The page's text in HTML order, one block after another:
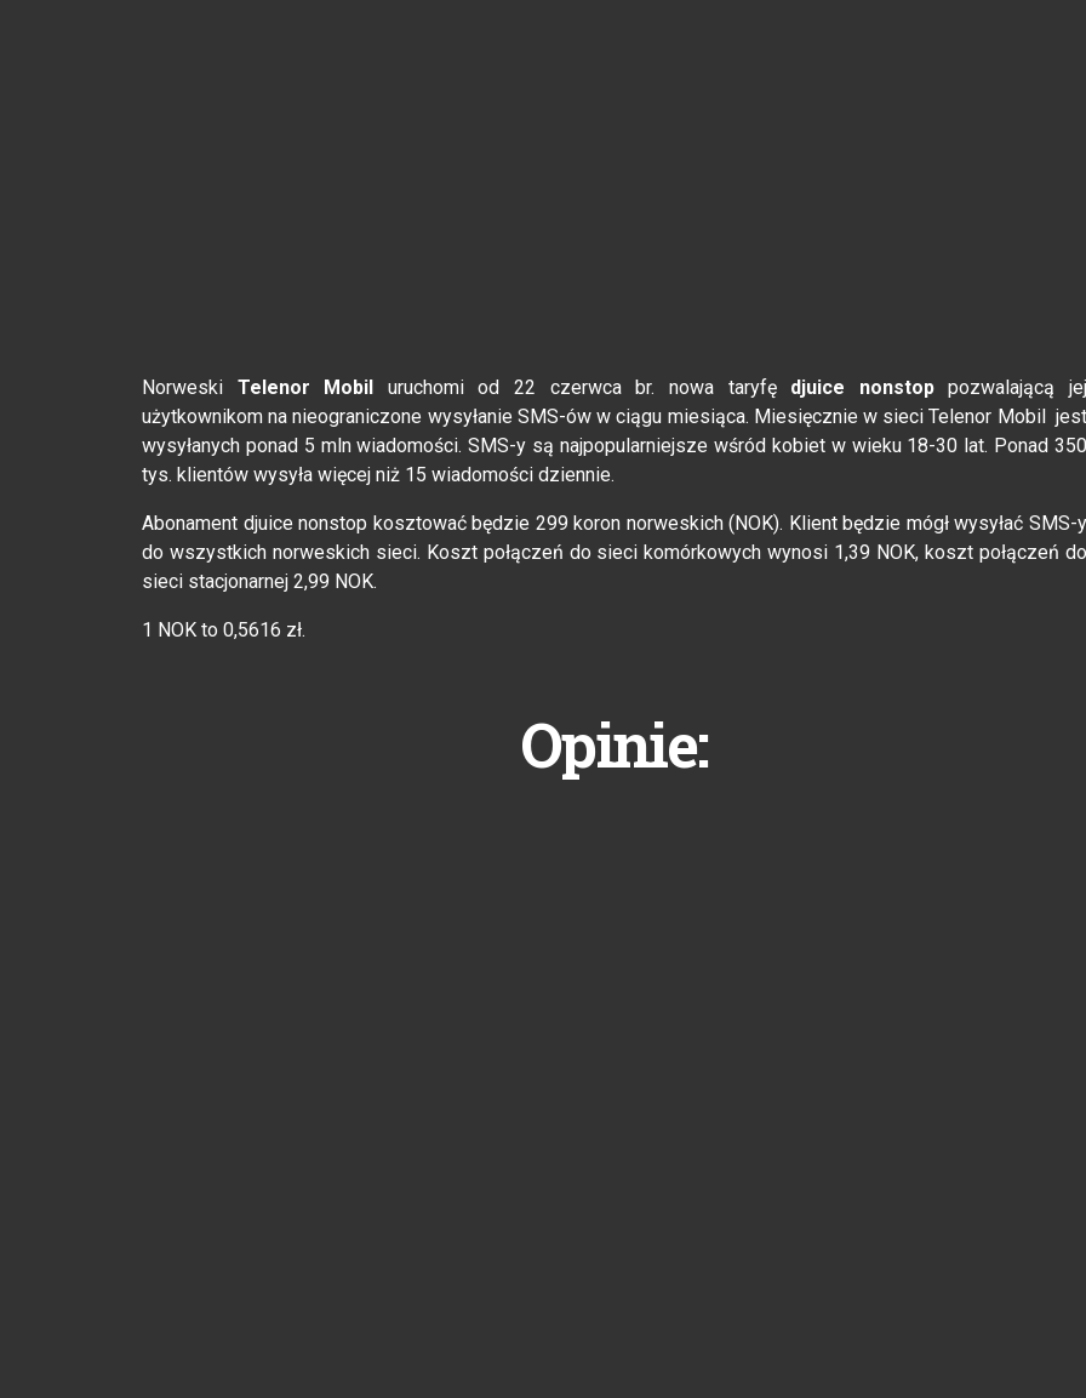
Norweski Telenor Mobil uruchomi od 22 czerwca br. nowa taryfę djuice nonstoppozwalającą jej
użytkownikom na nieograniczone wysyłanie SMS-ów w ciągu miesiąca. Miesięcznie w sieci Telenor Mobil jest
wysyłanych ponad 5 mln wiadomości. SMS-y są najpopularniejsze wśród kobiet w wieku 18-30 lat. Ponad 350
tys. klientów wysyła więcej niż 15 wiadomości dziennie.
Abonament djuice nonstop kosztować będzie 299 koron norweskich (NOK). Klient będzie mógł wysyłać SMS-y
do wszystkich norweskich sieci. Koszt połączeń do sieci komórkowych wynosi 1,39 NOK, koszt połączeń do
sieci stacjonarnej 2,99 NOK.
1 NOK to 0,5616 zł.
Opinie: